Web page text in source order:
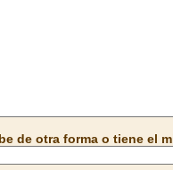
de otra forma o tiene el